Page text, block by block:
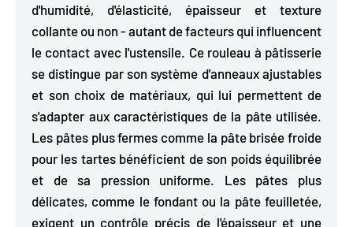
d'humidité, d'élasticité, épaisseur et texture
collante ou non - autant de facteurs qui influencent
le contact avec l'ustensile. Ce rouleau à pâtisserie
se distingue par son système d'anneaux ajustables
et son choix de matériaux, qui lui permettent de
s'adapter aux caractéristiques de la pâte utilisée
Les pâtes plus fermes comme la pâte brisée froide
pour les tartes bénéficient de son poids équilibrée
et de sa pression uniforme. Les pâtes plus
délicates, comme le fondant ou la pâte feuilletée,
exigent un contrôle précis de l'épaisseur et une